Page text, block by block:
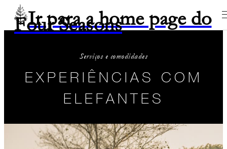
Ir para a home page do
Four Seasons
Serviços e comodidades
EXPERIÊNCIAS COM
ELEFANTES